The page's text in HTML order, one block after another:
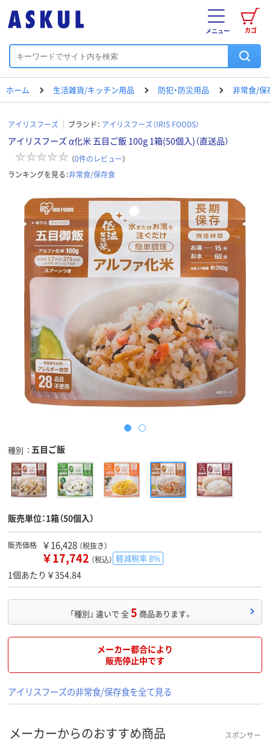
カゴ
メニュー
ホーム 生活雑貨/キッチン用品 防犯・防災用品 非常食/保
アイリスフーズ ブランド： アイリスフーズ（IRIS FOODS）
アイリスフーズ α化米 五目ご飯 100g 1箱(50個入)（直送品）
（0件のレビュー）
ランキングを見る：非常食/保存食
種別 五目ご飯
販売単位：1箱（50個入）
販売価格 ￥16,428 （税抜き）
￥17,742 （税込） 軽減税率 8%
1個あたり￥354.84
「種別」 違いで 全5 商品あります。
メーカー都合により
販売停止中です
アイリスフーズの非常食/保存食を全て見る
メーカーからのおすすめ商品 スポンサー